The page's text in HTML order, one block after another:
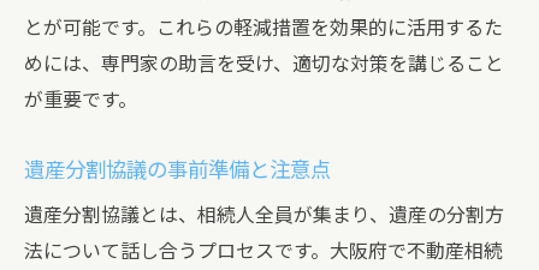
とが可能です。これらの軽減措置を効果的に活用するた
めには、専門家の助言を受け、適切な対策を講じること
が重要です。
遺産分割協議の事前準備と注意点
遺産分割協議とは、相続人全員が集まり、遺産の分割方
法について話し合うプロセスです。大阪府で不動産相続